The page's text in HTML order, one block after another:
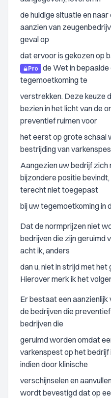
de huidige situatie en
aanzien van
geval op
dat ervoor is gekozen op
Pro
de Wet in bepaalde
tegemoetkoming te
verstrekken. Deze keuze
bezien in het licht van de
preventief ruimen voor
het eerst op grote schaal
bestrijding van
Aangezien uw bedrijf zich
bijzondere positie
terecht niet toegepast
bij uw tegemoetkoming in
Dat de normprijzen niet
bedrijven die zijn geruimd
acht ik, anders
dan u, niet in strijd met het
Hierover merk ik het
Er bestaat een
de bedrijven die
bedrijven die
geruimd worden omdat
varkenspest op het
indien door klinische
verschijnselen en
wordt bevestigd dat op